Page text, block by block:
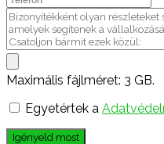
Maximális fájlméret: 3 GB.
Egyetértek a
Igényeld most